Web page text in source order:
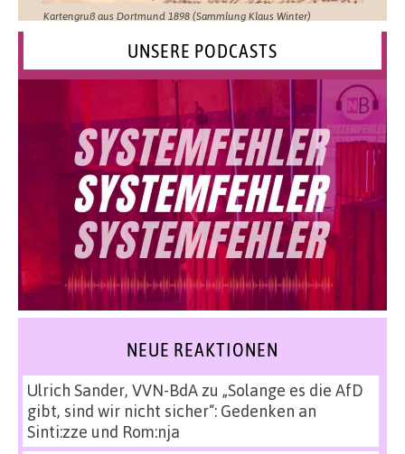
Kartengruß aus Dortmund 1898 (Sammlung Klaus Winter)
UNSERE PODCASTS
NEUE REAKTIONEN
Ulrich Sander, VVN-BdAzu „Solange es die AfD
gibt, sind wir nicht sicher“: Gedenken an
Sinti:zze und Rom:nja